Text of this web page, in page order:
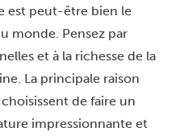
est peut-être bien le
monde. Pensez par
et à la richesse de la
La principale raison
de faire un
impressionnante et